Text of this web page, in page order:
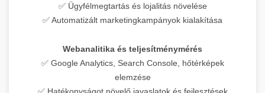
✅ Ügyfélmegtartás és lojalitás növelése
✅ Automatizált marketingkampányok kialakítása
Webanalitika és teljesítménymérés
✅ Google Analytics, Search Console, hőtérképek
elemzése
✅ Hatékonyságot növelő javaslatok és fejlesztések